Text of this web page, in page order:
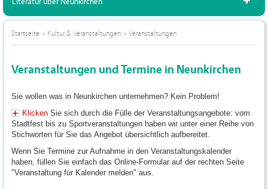
Literatur über Neunkirchen
Startseite > Kultur & Veranstaltungen > Veranstaltungen
Veranstaltungen und Termine in Neunkirchen
Sie wollen was in Neunkirchen unternehmen? Kein Problem!
Klicken Sie sich durch die Fülle der Veranstaltungsangebote: vom
Stadtfest bis zu Sportveranstaltungen haben wir unter einer Reihe von
Stichworten für Sie das Angebot übersichtlich aufbereitet.
Wenn Sie Termine zur Aufnahme in den Veranstaltungskalender
haben, füllen Sie einfach das Online-Formular auf der rechten Seite
"Veranstaltung für Kalender melden" aus.